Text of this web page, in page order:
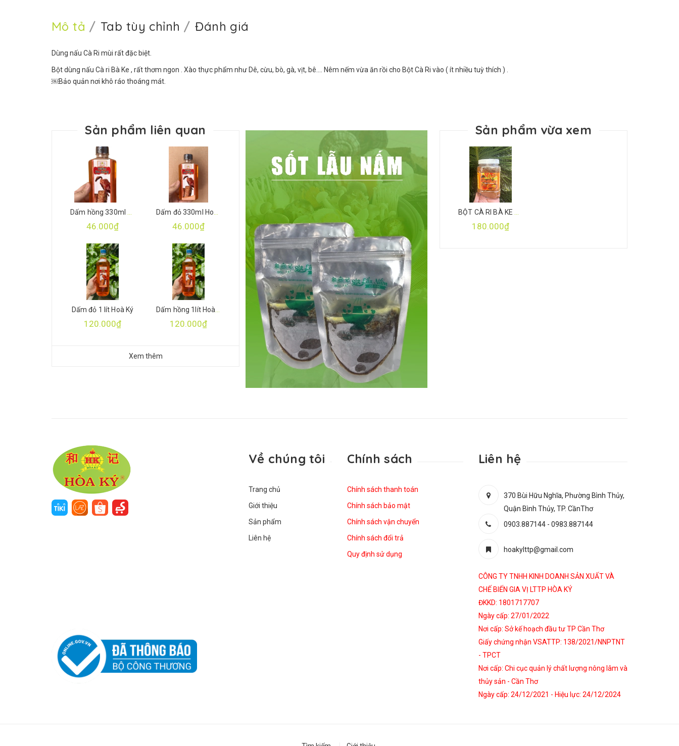
Mô tả Tab tùy chỉnh Đánh giá
Dùng nấu Cà Ri mùi rất đặc biệt.
Bột dùng nấu Cà ri Bà Ke , rất thơm ngon . Xào thực phẩm như Dê, cừu, bò, gà, vịt, bê…. Nêm nếm vừa ăn rồi cho Bột Cà Ri vào ( ít nhiều tuỳ thích ) .
￼Bảo quản nơi khô ráo thoáng mát.
Sản phẩm liên quan
Dấm hồng 330ml Hoà Ký
46.000₫
Dấm đỏ 330ml Hoà Ký
46.000₫
Dấm đỏ 1 lít Hoà Ký
120.000₫ 120.000₫
Xem thêm
Sản phẩm vừa xem
BỘT CÀ RI BÀ KE 500gr
180.000₫
Về chúng tôi
Trang chủ
Giới thiệu
Sản phẩm
Liên hệ
Chính sách
Chính sách thanh toán
Chính sách bảo mật
Chính sách vận chuyển
Chính sách đổi trả
Quy định sử dụng
Liên hệ
370 Bùi Hữu Nghĩa, Phường Bình Thủy,
Quận Bình Thủy, TP. CầnThơ
0903.887144- 0983.887144
hoakylttp@gmail.com
CÔNG TY TNHH KINH DOANH SẢN XUẤT VÀ
CHẾ BIẾN GIA VỊ LTTP HÒA KÝ
ĐKKD: 1801717707
Ngày cấp: 27/01/2022
Nơi cấp: Sở kế hoạch đầu tư TP Cần Thơ
Giấy chứng nhận VSATTP: 138/2021/NNPTNT
- TPCT
Nơi cấp: Chi cục quản lý chất lượng nông lâm và
thủy sản - Cần Thơ
Ngày cấp: 24/12/2021 - Hiệu lực: 24/12/2024